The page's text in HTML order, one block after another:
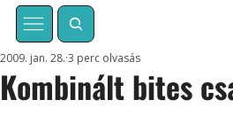
Kombinált bites
2009. jan. 28. 3 perc olvasás